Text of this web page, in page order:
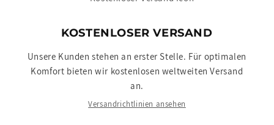
KOSTENLOSER VERSAND
Unsere Kunden stehen an erster Stelle. Für optimalen
Komfort bieten wir kostenlosen weltweiten Versand
an.
Versandrichtlinien ansehen